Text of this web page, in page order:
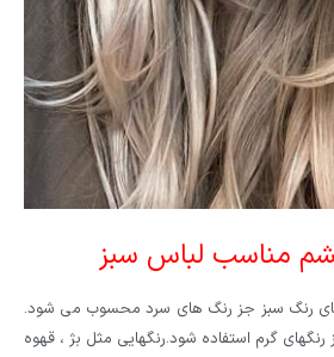
مناسب لباس سبز
های رنگ سبز جز رنگ های سرد محسوب می شود.
گرم استفاده شود.رنگهایی مثل بژ ، قهوه